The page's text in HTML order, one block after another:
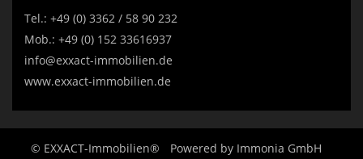
Tel.: +49 (0) 3362 / 58 90 232
Mob.: +49 (0) 152 33616937
info@exxact-immobilien.de
www.exxact-immobilien.de
© EXXACT-Immobilien® Powered by Immonia GmbH